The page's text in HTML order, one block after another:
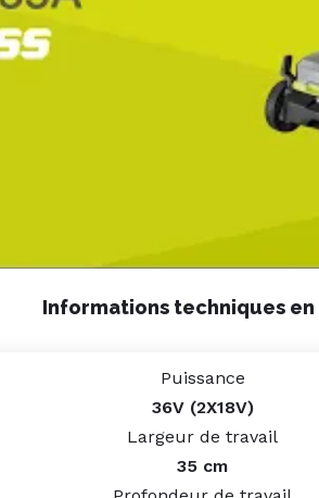
Informations techniques
Puissance
36V (2X18V)
Largeur de travail
35 cm